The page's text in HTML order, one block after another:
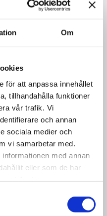
Om
för att anpassa innehållet
tillhandahålla funktioner
vår trafik. Vi
och annan
sociala medier och
vi samarbetar med.
med annan
eller som de har